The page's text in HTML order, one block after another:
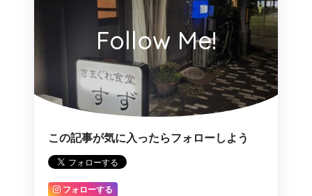
Follow Me!
この記事が気に入ったらフォローしよう
フォローする